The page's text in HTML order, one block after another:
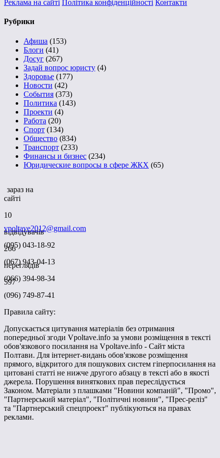
Реклама на сайті Політика конфіденційності Контакти
Рубрики
Афиша (153)
Блоги (41)
Досуг (267)
Задай вопрос юристу (4)
Здоровье (177)
Новости (42)
События (373)
Политика (143)
Проекти (4)
Работа (20)
Спорт (134)
Общество (834)
Транспорт (233)
Финансы и бизнес (234)
Юридические вопросы в сфере ЖКХ (65)
зараз на
сайті
10
відвідувачів
266
переглядів
597
vpoltave2012@gmail.com
(095) 043-18-92
(067) 943-04-13
(066) 394-98-34
(096) 749-87-41
Правила сайту:
Допускається цитування матеріалів без отримання
попередньої згоди Vpoltave.info за умови розміщення в тексті
обов'язкового посилання на Vpoltave.info - Сайт міста
Полтави. Для інтернет-видань обов'язкове розміщення
прямого, відкритого для пошукових систем гіперпосилання на
цитовані статті не нижче другого абзацу в тексті або в якості
джерела. Порушення виняткових прав переслідується
Законом. Матеріали з плашками "Новини компаній", "Промо",
"Партнерський матеріал", "Політичні новини", "Прес-реліз"
та "Партнерський спецпроект" публікуються на правах
реклами.